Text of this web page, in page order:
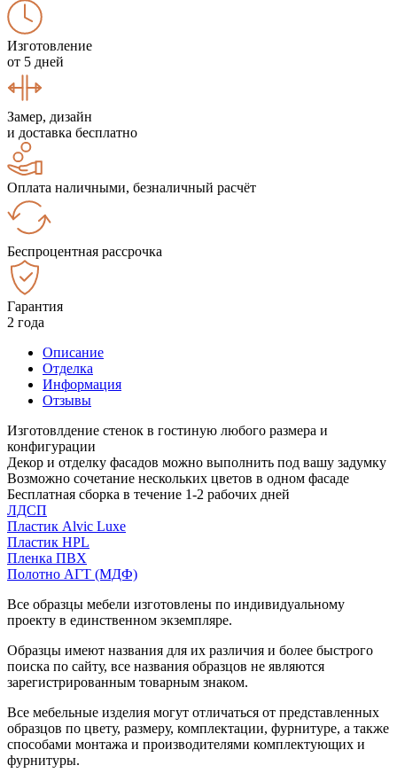
Изготовление
от 5 дней
Замер, дизайн
и доставка бесплатно
Оплата наличными, безналичный расчёт
Беспроцентная рассрочка
Гарантия
2 года
Описание
Отделка
Информация
Отзывы
Изготовлдение стенок в гостиную любого размера и
конфигурации
Декор и отделку фасадов можно выполнить под вашу задумку
Возможно сочетание нескольких цветов в одном фасаде
Бесплатная сборка в течение 1-2 рабочих дней
ЛДСП
Пластик Alvic Luxe
Пластик HPL
Пленка ПВХ
Полотно АГТ (МДФ)
Все образцы мебели изготовлены по индивидуальному
проекту в единственном экземпляре.
Образцы имеют названия для их различия и более быстрого
поиска по сайту, все названия образцов не являются
зарегистрированным товарным знаком.
Все мебельные изделия могут отличаться от представленных
образцов по цвету, размеру, комплектации, фурнитуре, а также
способами монтажа и производителями комплектующих и
фурнитуры.